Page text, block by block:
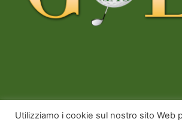
Copyright © 2026
Utilizziamo i cookie sul nostro sito